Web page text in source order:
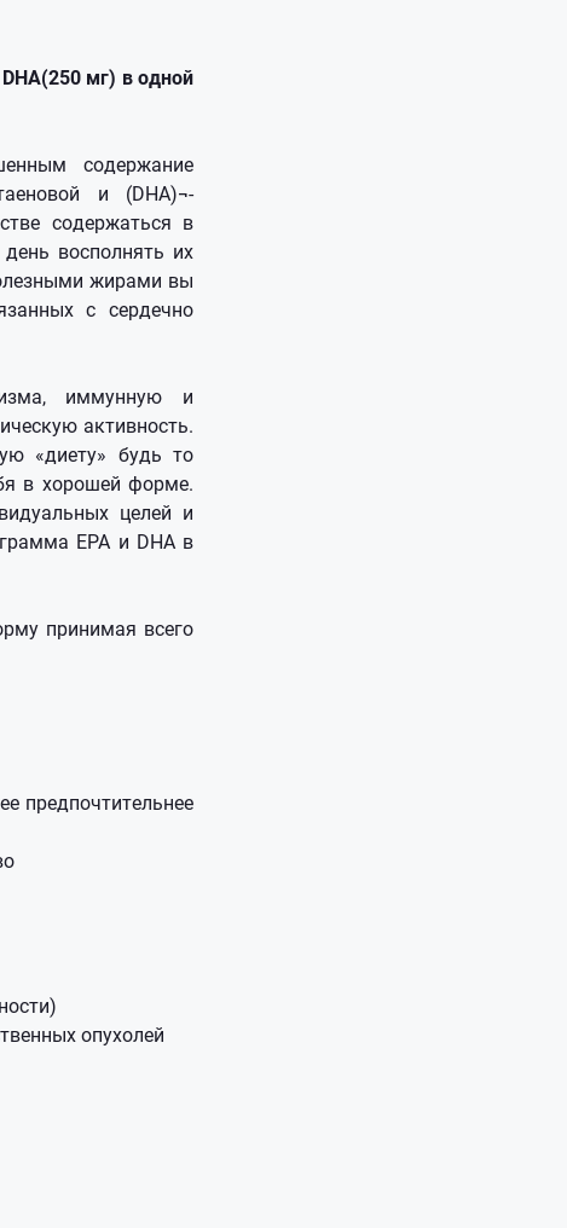
мг) в одной
содержание
и (DHA)¬-
содержаться в
восполнять их
жирами вы
с сердечно
иммунную и
активность.
«диету» будь то
в хорошей форме.
целей и
EPA и DHA в
принимая всего
предпочтительнее
опухолей